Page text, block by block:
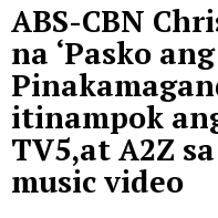
ABS-CBN
na ‘Pasko ang
itinampok
TV5,at A2Z
music video